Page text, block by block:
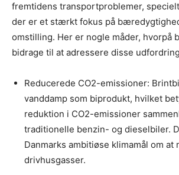
fremtidens transportproblemer,
der er et stærkt fokus på
omstilling. Her er nogle måder, hvorpå
bidrage til at adressere disse
Reducerede CO2-emissioner:
vanddamp som biprodukt, hvilket
reduktion i CO2-emissioner
traditionelle benzin- og dieselbiler.
Danmarks ambitiøse klimamål om at
drivhusgasser.